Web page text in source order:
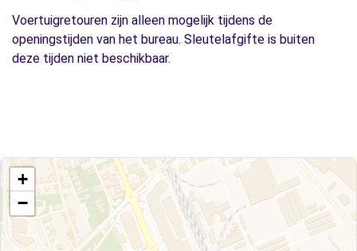
Voertuigretouren zijn alleen mogelijk tijdens de
openingstijden van het bureau. Sleutelafgifte is buiten
deze tijden niet beschikbaar.
+
−